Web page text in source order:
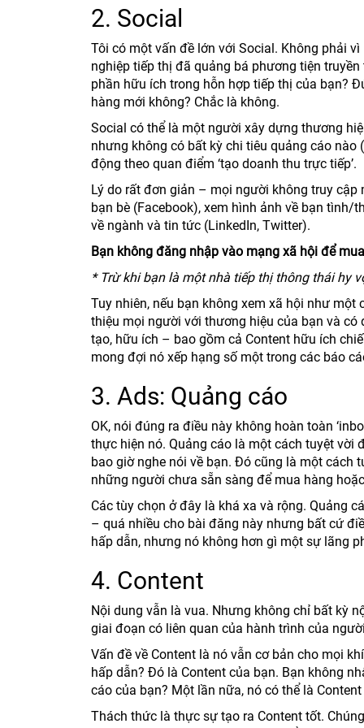
2. Social
Tôi có một vấn đề lớn với Social. Không phải
nghiệp tiếp thị đã quảng bá phương tiện
phần hữu ích trong hỗn hợp tiếp thị của bạn?
hàng mới không? Chắc là không.
Social có thể là một người xây dựng thương
nhưng không có bất kỳ chi tiêu quảng cáo
động theo quan điểm ‘tạo doanh thu trực tiếp’.
Lý do rất đơn giản – mọi người không truy cập
bạn bè (Facebook), xem hình ảnh về bạn
về ngành và tin tức (LinkedIn, Twitter).
Bạn không đăng nhập vào mạng xã hội để
* Trừ khi bạn là một nhà tiếp thị thông thái hy
Tuy nhiên, nếu bạn không xem xã hội như
thiệu mọi người với thương hiệu của bạn và
tạo, hữu ích – bao gồm cả Content hữu ích
mong đợi nó xếp hạng số một trong các báo
3. Ads: Quảng cáo
OK, nói đúng ra điều này không hoàn toàn
thực hiện nó. Quảng cáo là một cách tuyệt
bao giờ nghe nói về bạn. Đó cũng là một cách
những người chưa sẵn sàng để mua hàng
Các tùy chọn ở đây là khá xa và rộng. Quảng
– quá nhiều cho bài đăng này nhưng bất cứ
hấp dẫn, nhưng nó không hơn gì một sự lãng
4. Content
Nội dung vẫn là vua. Nhưng không chỉ bất kỳ
giai đoạn có liên quan của hành trình của
Vấn đề về Content là nó vẫn cơ bản cho mọi
hấp dẫn? Đó là Content của bạn. Bạn không
cáo của bạn? Một lần nữa, nó có thể là
Thách thức là thực sự tạo ra Content tốt.